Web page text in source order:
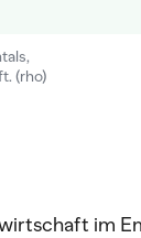
(rho)
im